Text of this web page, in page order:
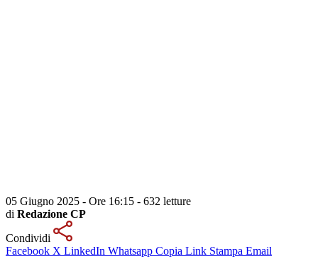
05 Giugno 2025 - Ore 16:15 - 632 letture
di Redazione CP
Condividi
Facebook X LinkedIn Whatsapp Copia Link Stampa Email